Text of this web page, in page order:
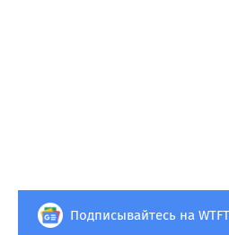
Подписывайтесь на